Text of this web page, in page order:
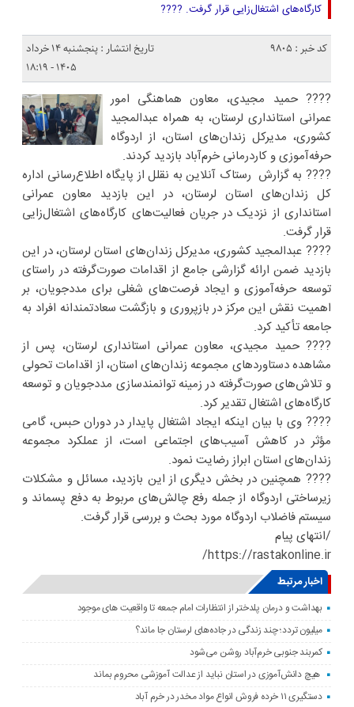
کارگاه‌های اشتغال‌زایی قرار گرفت. ????
کد خبر : 9805
تاریخ انتشار : پنجشنبه ۱۴ خرداد
۱۴۰۵ - ۱۸:۱۹
???? حمید مجیدی، معاون هماهنگی امور
عمرانی استانداری لرستان، به همراه عبدالمجید
کشوری، مدیرکل زندان‌های استان، از اردوگاه
حرفه‌آموزی و کاردرمانی خرم‌آباد بازدید کردند.
???? به گزارش رستاک آنلاین به نقلل از پایگاه اطلاع‌رسانی اداره
کل زندان‌های استان لرستان، در این بازدید معاون عمرانی
استانداری از نزدیک در جریان فعالیت‌های کارگاه‌های اشتغال‌زایی
قرار گرفت.
???? عبدالمجید کشوری، مدیرکل زندان‌های استان لرستان، در این
بازدید ضمن ارائه گزارشی جامع از اقدامات صورت‌گرفته در راستای
توسعه حرفه‌آموزی و ایجاد فرصت‌های شغلی برای مددجویان، بر
اهمیت نقش این مرکز در بازپروری و بازگشت سعادتمندانه افراد به
جامعه تأکید کرد.
???? حمید مجیدی، معاون عمرانی استانداری لرستان، پس از
مشاهده دستاوردهای مجموعه زندان‌های استان، از اقدامات تحولی
و تلاش‌های صورت‌گرفته در زمینه توانمندسازی مددجویان و توسعه
کارگاه‌های اشتغال تقدیر کرد.
???? وی با بیان اینکه ایجاد اشتغال پایدار در دوران حبس، گامی
مؤثر در کاهش آسیب‌های اجتماعی است، از عملکرد مجموعه
زندان‌های استان ابراز رضایت نمود.
???? همچنین در بخش دیگری از این بازدید، مسائل و مشکلات
زیرساختی اردوگاه از جمله رفع چالش‌های مربوط به دفع پسماند و
سیستم فاضلاب اردوگاه مورد بحث و بررسی قرار گرفت.
/انتهای پیام
https://rastakonline.ir/
اخبار مرتبط
بهداشت و درمان پلدختر از انتظارات امام جمعه تا واقعیت های موجود
میلیون تردد؛ چند زندگی در جاده‌های لرستان جا ماند؟
کمربند جنوبی خرم‌‌آباد روشن می‌شود
هیچ دانش‌آموزی در استان نباید از عدالت آموزشی محروم بماند
دستگیری ۱۱ خرده فروش انواع مواد مخدر در خرم آباد